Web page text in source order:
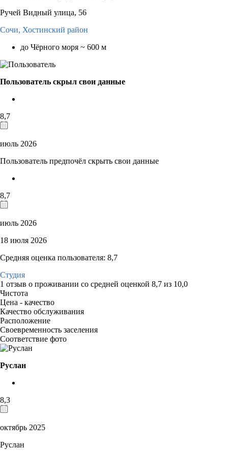
Ручей Видный улица, 56
Сочи, Хостинский район
до Чёрного моря ~ 600 м
Пользователь скрыл свои данные
8,7
июль 2026
Пользователь предпочёл скрыть свои данные
8,7
июль 2026
18 июля 2026
Средняя оценка пользователя: 8,7
Студия
1 отзыв о проживании со средней оценкой 8,7 из 10,0
Чистота
Цена - качество
Качество обслуживания
Расположение
Своевременность заселения
Соответствие фото
Руслан
8,3
октябрь 2025
Руслан